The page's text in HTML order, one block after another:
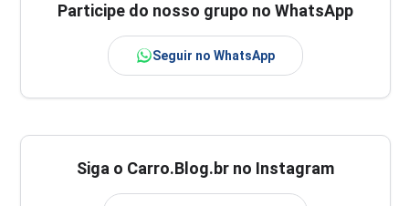
Participe do nosso grupo no WhatsApp
Seguir no WhatsApp
Siga o Carro.Blog.br no Instagram